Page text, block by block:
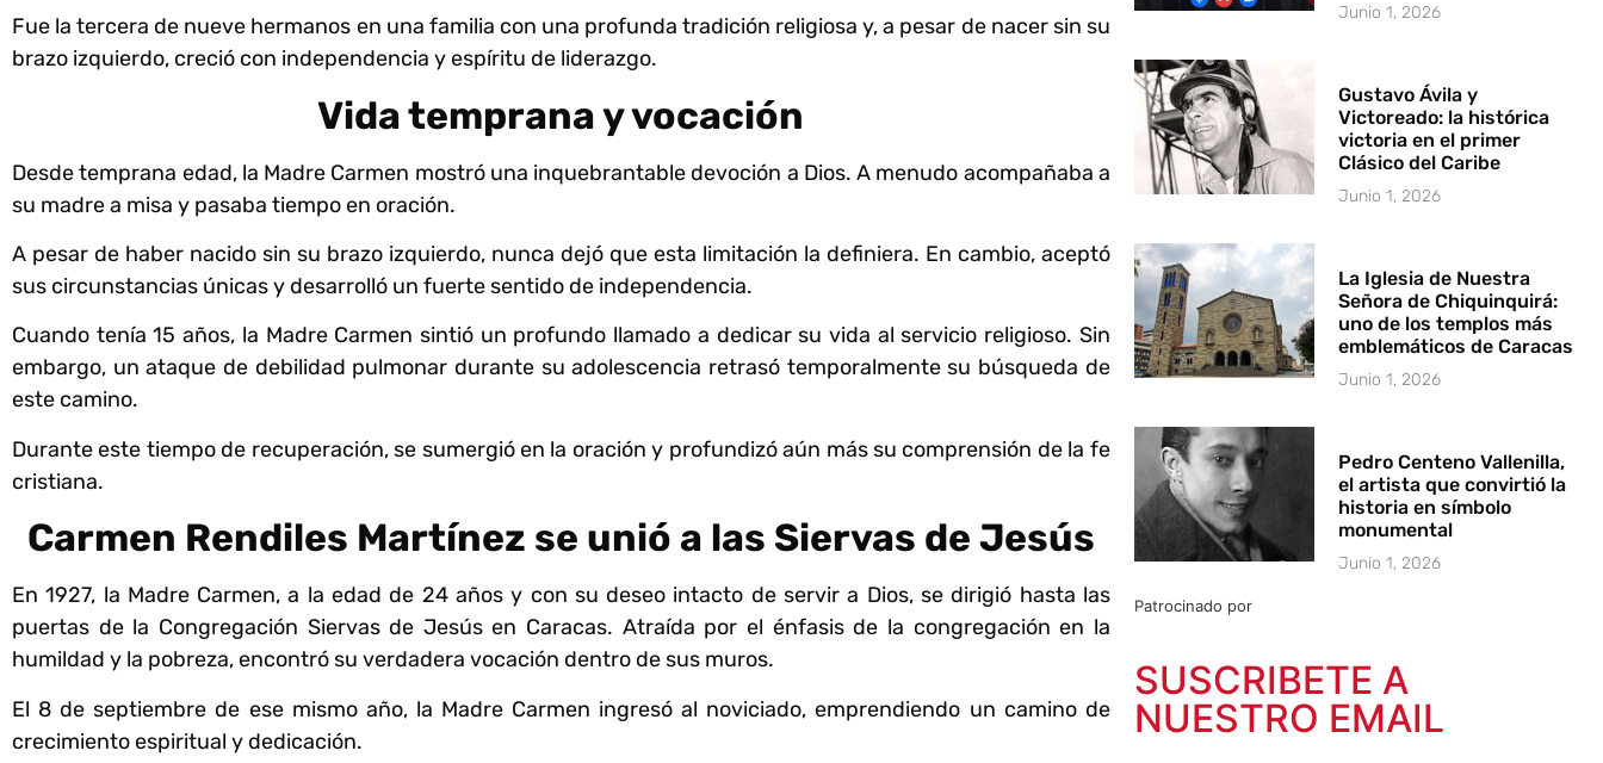
Fue la tercera de nueve hermanos en una familia con una profunda tradición religiosa y, a pesar de nacer sin su
brazo izquierdo, creció con independencia y espíritu de liderazgo.
Vida temprana y vocación
Desde temprana edad, la Madre Carmen mostró una inquebrantable devoción a Dios. A menudo acompañaba a
su madre a misa y pasaba tiempo en oración.
A pesar de haber nacido sin su brazo izquierdo, nunca dejó que esta limitación la definiera. En cambio, aceptó
sus circunstancias únicas y desarrolló un fuerte sentido de independencia.
Cuando tenía 15 años, la Madre Carmen sintió un profundo llamado a dedicar su vida al servicio religioso. Sin
embargo, un ataque de debilidad pulmonar durante su adolescencia retrasó temporalmente su búsqueda de
este camino.
Durante este tiempo de recuperación, se sumergió en la oración y profundizó aún más su comprensión de la fe
cristiana.
Carmen Rendiles Martínez se unió a las Siervas de Jesús
En 1927, la Madre Carmen, a la edad de 24 años y con su deseo intacto de servir a Dios, se dirigió hasta las
puertas de la Congregación Siervas de Jesús en Caracas. Atraída por el énfasis de la congregación en la
humildad y la pobreza, encontró su verdadera vocación dentro de sus muros.
El 8 de septiembre de ese mismo año, la Madre Carmen ingresó al noviciado, emprendiendo un camino de
crecimiento espiritual y dedicación.
Junio 1, 2026
Gustavo Ávila y
Victoreado: la histórica
victoria en el primer
Clásico del Caribe
Junio 1, 2026
La Iglesia de Nuestra
Señora de Chiquinquirá:
uno de los templos más
emblemáticos de Caracas
Junio 1, 2026
Pedro Centeno Vallenilla,
el artista que convirtió la
historia en símbolo
monumental
Junio 1, 2026
Patrocinado por
SUSCRIBETE A
NUESTRO EMAIL